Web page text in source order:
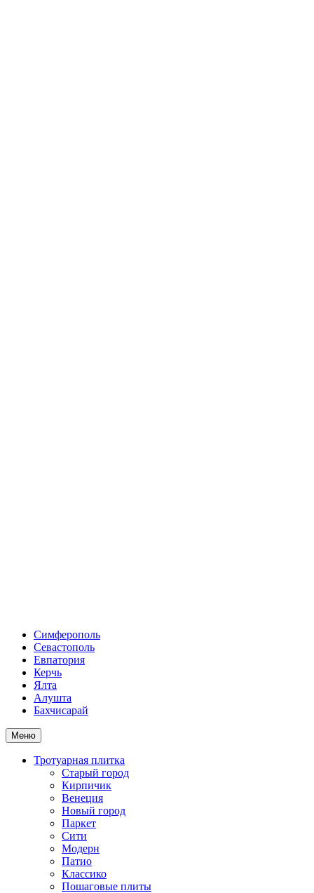
Симферополь
Севастополь
Евпатория
Керчь
Ялта
Алушта
Бахчисарай
Меню
Тротуарная плитка
Старый город
Кирпичик
Венеция
Новый город
Паркет
Сити
Модерн
Патио
Классико
Пошаговые плиты